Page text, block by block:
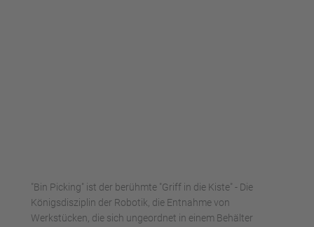
"Bin Picking" ist der berühmte "Griff in die Kiste" - Die
Königsdisziplin der Robotik, die Entnahme von
Werkstücken, die sich ungeordnet in einem Behälter